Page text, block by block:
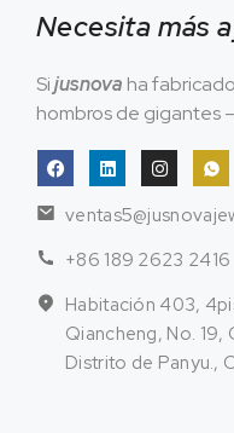
Necesita más
Sijusnova ha
hombros de gigantes
+86 189 2623 2416
Habitación 403,
Qiancheng, No. 19,
Distrito de Panyu.,